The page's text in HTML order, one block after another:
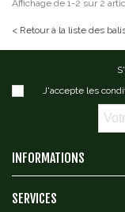
Affichage de 1-2 sur 2
< Retour à la liste des
J'accepte les
INFORMATIONS
SERVICES